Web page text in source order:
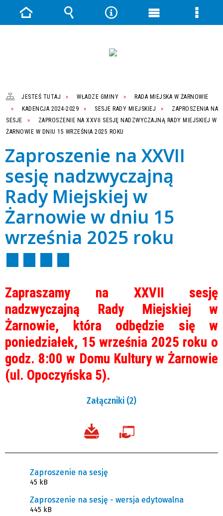
JESTEŚ TUTAJ WŁADZE GMINY
RADA MIEJSKA W ŻARNOWIE
KADENCJA 2024-2029
SESJE RADY MIEJSKIEJ
ZAPROSZENIA NA
SESJE
ZAPROSZENIE NA XXVII SESJĘ NADZWYCZAJNĄ RADY MIEJSKIEJ W
ŻARNOWIE W DNIU 15 WRZEŚNIA 2025 ROKU
Zaproszenie na XXVII
sesję nadzwyczajną
Rady Miejskiej w
Żarnowie w dniu 15
września 2025 roku
Zapraszamy na XXVII sesję
nadzwyczajną Rady Miejskiej w
Żarnowie, która odbędzie się w
poniedziałek, 15 września 2025 roku o
godz. 8:00 w Domu Kultury w Żarnowie
(ul. Opoczyńska 5).
Załączniki (2)
Zaproszenie na sesję
45 kB
Zaproszenie na sesję - wersja edytowalna
445 kB
Strona
Wyszukiwarka
NarzędziaMenu
Menu